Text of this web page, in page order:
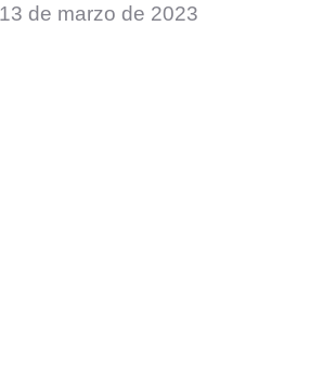
de marzo de 2023